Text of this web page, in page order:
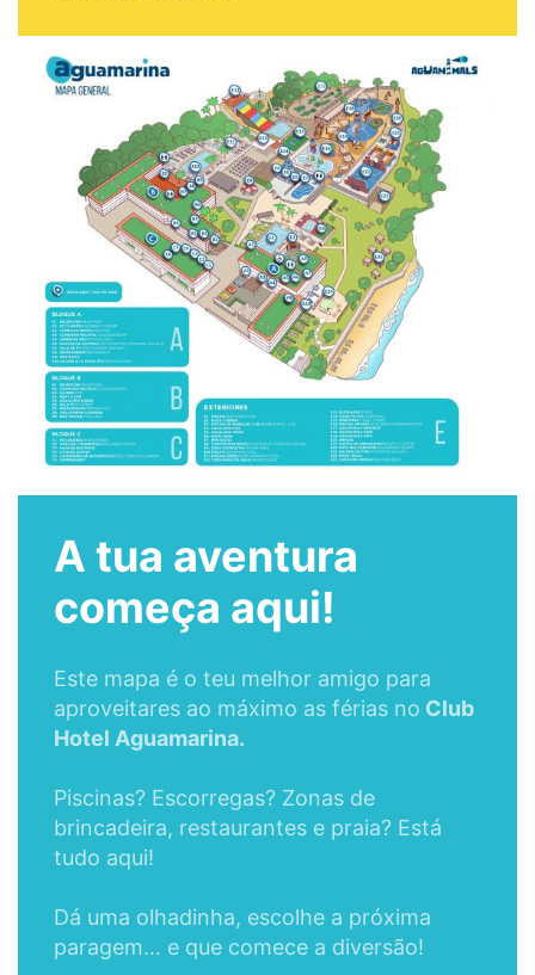
A tua aventura
começa aqui!
Este mapa é o teu melhor amigo para
aproveitares ao máximo as férias no Club
Hotel Aguamarina.
Piscinas? Escorregas? Zonas de
brincadeira, restaurantes e praia? Está
tudo aqui!
Dá uma olhadinha, escolhe a próxima
paragem… e que comece a diversão!